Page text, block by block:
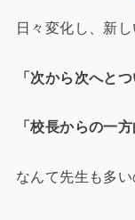
日々変化し、新
「次から次へと
「校長からの一
なんて先生も多い